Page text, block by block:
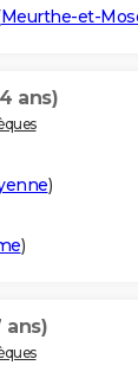
Meurthe-et-
ans)
)
)
ans)